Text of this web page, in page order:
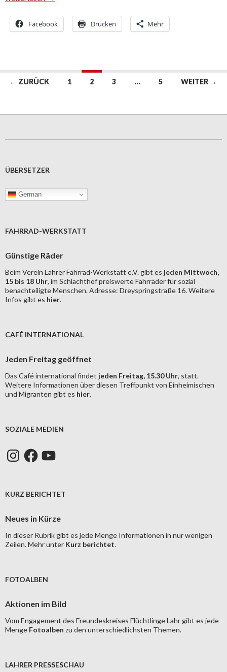
Facebook Drucken Mehr
Beitrags-
← ZURÜCK 1 2 3 … 5 WEITER →
ÜBERSETZER
German
FAHRRAD-WERKSTATT
Günstige Räder
Beim Verein Lahrer Fahrrad-Werkstatt e.V. gibt es jeden Mittwoch,
15 bis 18 Uhr, im Schlachthof preiswerte Fahrräder für sozial
benachteiligte Menschen. Adresse: Dreyspringstraße 16. Weitere
Infos gibt es hier.
CAFÉ INTERNATIONAL
Jeden Freitag geöffnet
Das Café international findet jeden Freitag, 15.30 Uhr, statt.
Weitere Informationen über diesen Treffpunkt von Einheimischen
und Migranten gibt es hier.
SOZIALE MEDIEN
InstagramFacebookYouTube
KURZ BERICHTET
Neues in Kürze
In dieser Rubrik gibt es jede Menge Informationen in nur wenigen
Zeilen. Mehr unter Kurz berichtet.
FOTOALBEN
Aktionen im Bild
Vom Engagement des Freundeskreises Flüchtlinge Lahr gibt es jede
Menge Fotoalben zu den unterschiedlichsten Themen.
LAHRER PRESSESCHAU